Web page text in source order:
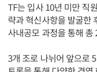
TF는 입사 10년 미만 직
략과 혁신사항을 발굴한
사내공모 과정을 통해
3개 조로 나뉘어 앞으로